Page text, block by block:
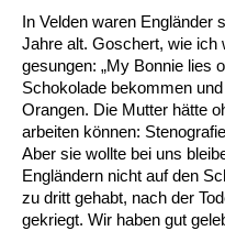
In Velden waren Engländer
Jahre alt. Goschert, wie ich
gesungen: „My Bonnie lies
Schokolade bekommen
Orangen. Die Mutter hätte
arbeiten können:
Aber sie wollte bei uns
Engländern nicht auf den
zu dritt gehabt, nach der
gekriegt. Wir haben gut